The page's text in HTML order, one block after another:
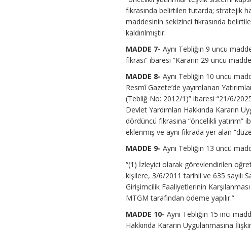
fıkrasında belirtilen tutarda; stratejik
maddesinin sekizinci fıkrasında
kaldırılmıştır.
MADDE 7-Aynı Tebliğin 9 uncu
fıkrası” ibaresi “Kararın 29 uncu
MADDE 8-Aynı Tebliğin 10 uncu
Resmî Gazete’de yayımlanan
(Tebliğ No: 2012/1)” ibaresi “21/6/
Devlet Yardımları Hakkında Kararın
dördüncü fıkrasına “öncelikli
eklenmiş ve aynı fıkrada yer alan
MADDE 9-Aynı Tebliğin 13 üncü
“(1) İzleyici olarak görevlendirilen
kişilere, 3/6/2011 tarihli ve 635 sayılı
Girişimcilik Faaliyetlerinin
MTGM tarafından ödeme yapılır.”
MADDE 10-Aynı Tebliğin 15 inci
Hakkında Kararın Uygulanmasına